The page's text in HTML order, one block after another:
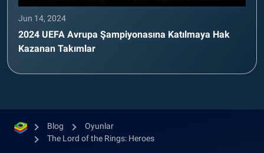
Jun 14, 2024
2024 UEFA Avrupa Şampiyonasına Katılmaya Hak
Kazanan Takımlar
Blog
Oyunlar
The Lord of the Rings: Heroes